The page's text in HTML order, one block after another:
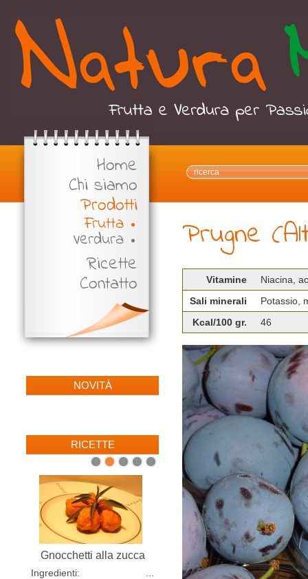
Home
Chi siamo
Prodotti
Frutta
Verdura
Ricette
Contatto
NOVITÀ
RICETTE
1 2 3 4 5
Gnocchetti alla zucca
Ingredienti: ...
Prugne
Vitamine
Niacina,
Sali minerali
Potassio,
Kcal/100 gr.
46